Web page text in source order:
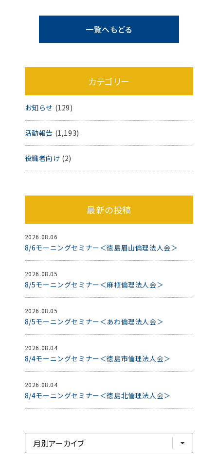
一覧へもどる
カテゴリー
お知らせ (129)
活動報告 (1,193)
役職者向け (2)
最新の投稿
2026.08.06
8/6モーニングセミナー＜徳島眉山倫理法人会＞
2026.08.05
8/5モーニングセミナー＜麻植倫理法人会＞
2026.08.05
8/5モーニングセミナー＜あわ倫理法人会＞
2026.08.04
8/4モーニングセミナー＜徳島市倫理法人会＞
2026.08.04
8/4モーニングセミナー＜徳島北倫理法人会＞